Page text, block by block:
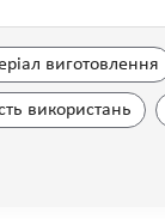
виготовлення
використань